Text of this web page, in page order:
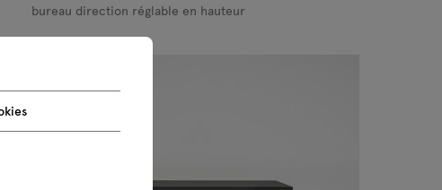
bureau direction réglable en hauteur